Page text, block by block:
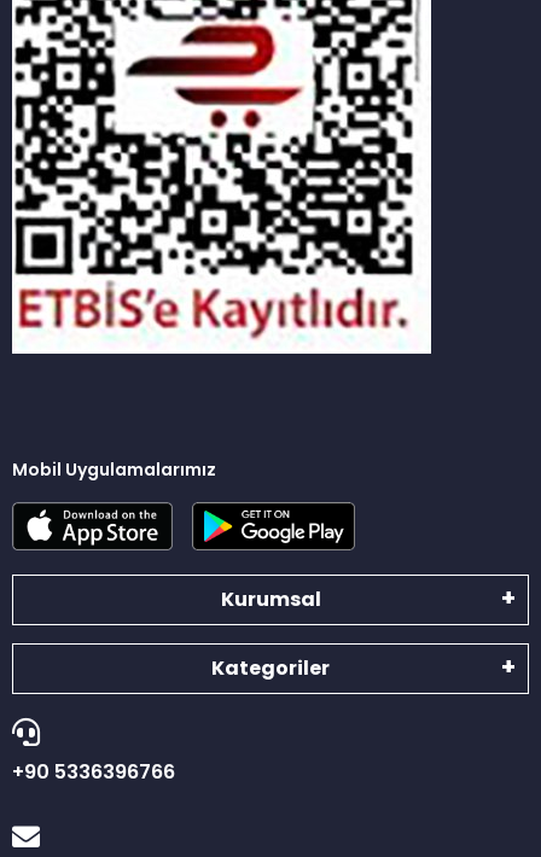
Mobil Uygulamalarımız
Kurumsal
Kategoriler
+90 5336396766